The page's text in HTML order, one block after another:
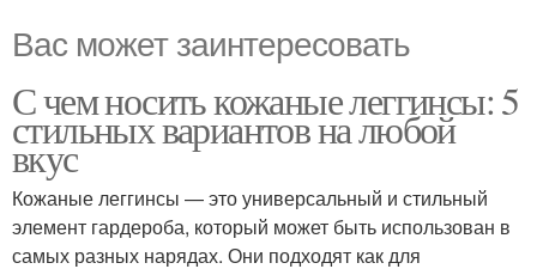
Вас может заинтересовать
С чем носить кожаные леггинсы: 5
стильных вариантов на любой
вкус
Кожаные леггинсы — это универсальный и стильный
элемент гардероба, который может быть использован в
самых разных нарядах. Они подходят как для